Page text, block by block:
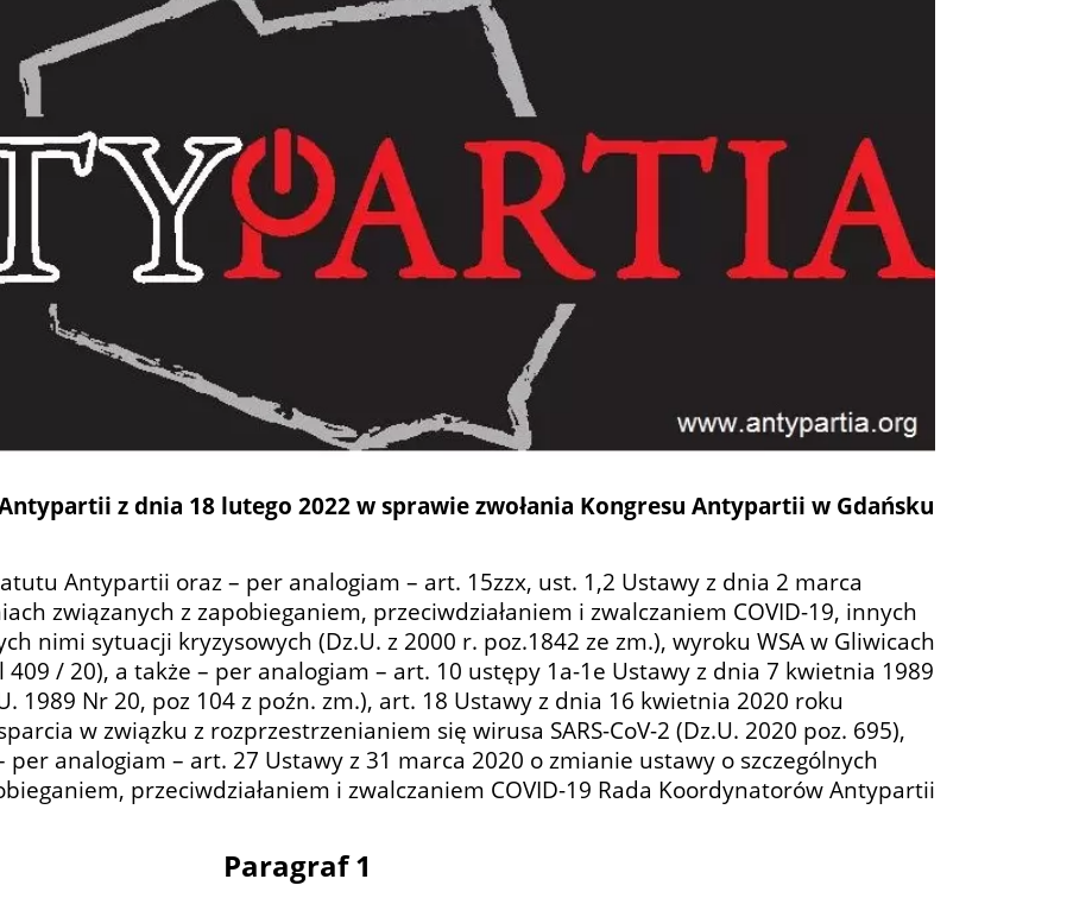
z dnia 18 lutego 2022 w sprawie zwołania Kongresu Antypartii w Gdańsku
Antypartii oraz – per analogiam – art. 15zzx, ust. 1,2 Ustawy z dnia 2 marca
związanych z zapobieganiem, przeciwdziałaniem i zwalczaniem COVID-19, innych
nimi sytuacji kryzysowych (Dz.U. z 2000 r. poz.1842 ze zm.), wyroku WSA w Gliwicach
409 / 20), a także – per analogiam – art. 10 ustępy 1a-1e Ustawy z dnia 7 kwietnia 1989
1989 Nr 20, poz 104 z poźn. zm.), art. 18 Ustawy z dnia 16 kwietnia 2020 roku
w związku z rozprzestrzenianiem się wirusa SARS-CoV-2 (Dz.U. 2020 poz. 695),
per analogiam – art. 27 Ustawy z 31 marca 2020 o zmianie ustawy o szczególnych
przeciwdziałaniem i zwalczaniem COVID-19 Rada Koordynatorów Antypartii
Paragraf 1